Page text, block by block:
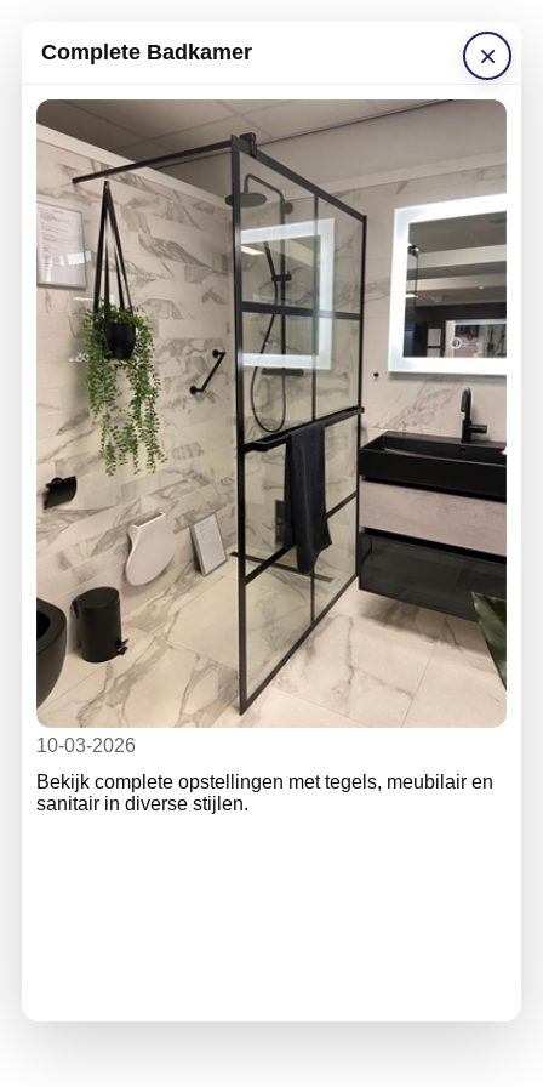
×
Complete Badkamer
10-03-2026
Bekijk complete opstellingen met tegels, meubilair en
sanitair in diverse stijlen.